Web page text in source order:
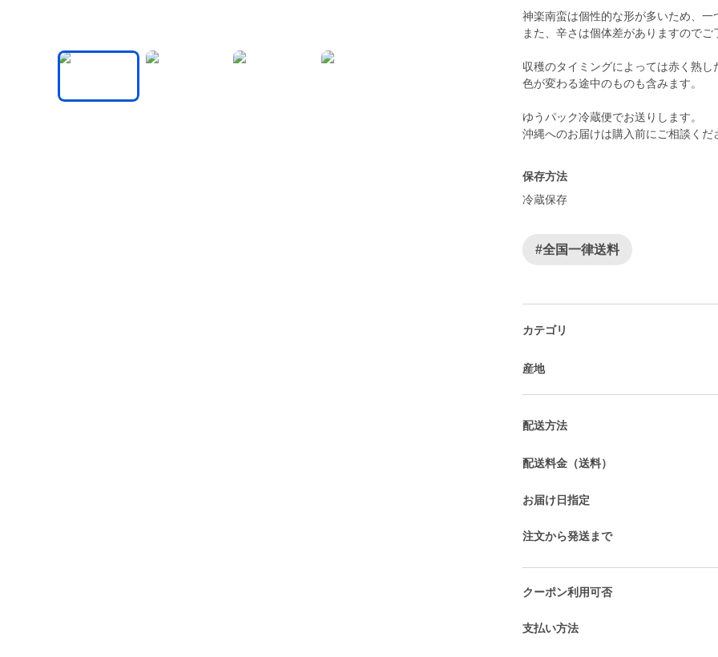
神楽南蛮は個性的な形が多いため、一
また、辛さは個体差がありますのでご
収穫のタイミングによっては赤く熟
色が変わる途中のものも含みます。
ゆうパック冷蔵便でお送りします。
沖縄へのお届けは購入前にご相談くだ
保存方法
冷蔵保存
#全国一律送料
カテゴリ
産地
配送方法
配送料金（送料）
お届け日指定
注文から発送まで
クーポン利用可否
支払い方法